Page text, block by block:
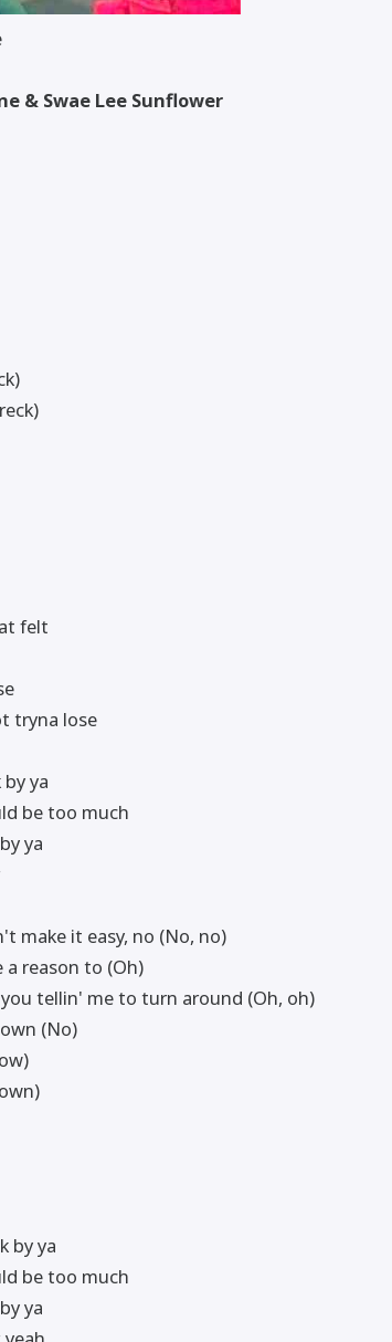
& Swae Lee Sunflower
felt
tryna lose
ya
be too much
ya
make it easy, no (No, no)
a reason to (Oh)
tellin' me to turn around (Oh, oh)
(No)
by ya
be too much
ya